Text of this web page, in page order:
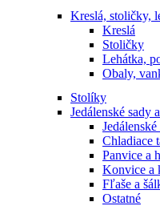
Kreslá, stoličky,
Kreslá
Stoličky
Lehátka,
Obaly,
Stolíky
Jedálenské sady
Jedálenské
Chladiace
Panvice a
Konvice a
Fľaše a
Ostatné